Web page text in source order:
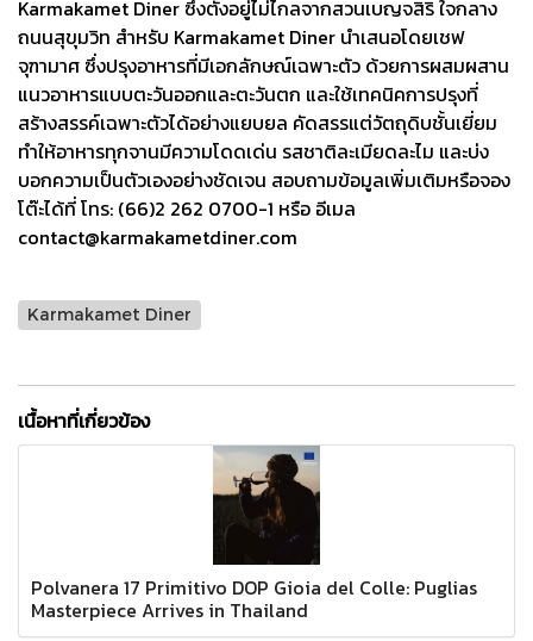
Karmakamet Diner ซึ่งตั้งอยู่ไม่ไกลจากสวนเบญจสิริ ใจกลาง
ถนนสุขุมวิท สำหรับ Karmakamet Diner นำเสนอโดยเชฟ
จุฑามาศ ซึ่งปรุงอาหารที่มีเอกลักษณ์เฉพาะตัว ด้วยการผสมผสาน
แนวอาหารแบบตะวันออกและตะวันตก และใช้เทคนิคการปรุงที่
สร้างสรรค์เฉพาะตัวได้อย่างแยบยล คัดสรรแต่วัตถุดิบชั้นเยี่ยม
ทำให้อาหารทุกจานมีความโดดเด่น รสชาติละเมียดละไม และบ่ง
บอกความเป็นตัวเองอย่างชัดเจน สอบถามข้อมูลเพิ่มเติมหรือจอง
โต๊ะได้ที่ โทร: (66)2 262 0700-1 หรือ อีเมล
contact@karmakametdiner.com
Karmakamet Diner
เนื้อหาที่เกี่ยวข้อง
Polvanera 17 Primitivo DOP Gioia del Colle: Puglias
Masterpiece Arrives in Thailand